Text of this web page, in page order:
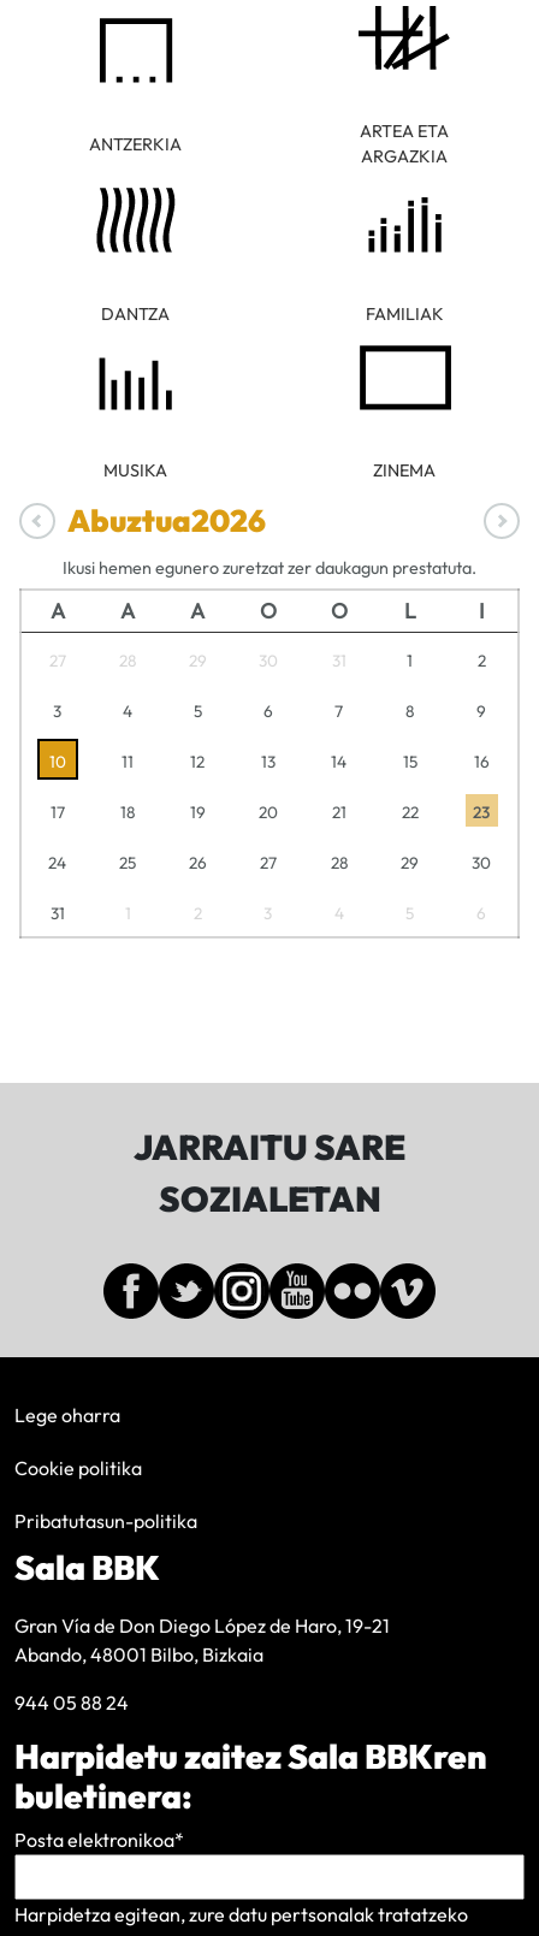
ANTZERKIA
ARTEA ETA
ARGAZKIA
DANTZA FAMILIAK
MUSIKA ZINEMA
Abuztua2026
Ikusi hemen egunero zuretzat zer daukagun prestatuta.
A A A O O L I
27 28 29 30 31 1 2
3 4 5 6 7 8 9
10 11 12 13 14 15 16
17 18 19 20 21 22 23
24 25 26 27 28 29 30
31 1 2 3 4 5 6
JARRAITU SARE
SOZIALETAN
Lege oharra
Cookie politika
Pribatutasun-politika
Sala BBK
Gran Vía de Don Diego López de Haro, 19-21
Abando, 48001 Bilbo, Bizkaia
944 05 88 24
Harpidetu zaitez Sala BBKren
buletinera:
Posta elektronikoa*
Harpidetza egitean, zure datu pertsonalak tratatzeko